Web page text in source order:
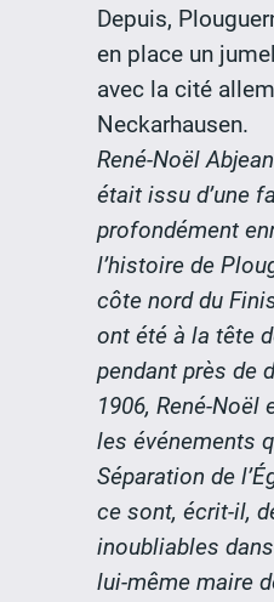
Depuis,
en place un
avec la cité
Neckarhausen.
René-Noël
était issu d’une
profondément
l’histoire de
côte nord du
ont été à la tête
pendant près de
1906, René-Noël
les événements
Séparation de
ce sont, écrit-il,
inoubliables
lui-même maire